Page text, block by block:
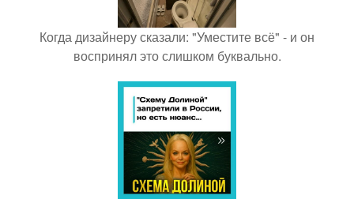
Когда дизайнеру сказали: "Уместите всё" - и он
воспринял это слишком буквально.